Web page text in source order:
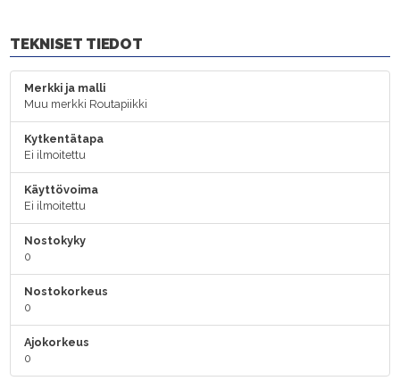
TEKNISET TIEDOT
Merkki ja malli
Muu merkki Routapiikki
Kytkentätapa
Ei ilmoitettu
Käyttövoima
Ei ilmoitettu
Nostokyky
0
Nostokorkeus
0
Ajokorkeus
0